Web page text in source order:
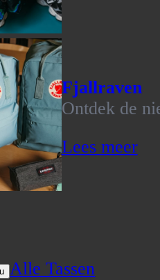
Fjallraven
Ontdek de
Lees meer
Alle Tassen